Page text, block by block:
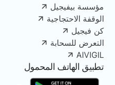
مؤسسة بيفيجيل
الوقفة الاحتجاجية
كن فيجيل
التعرض للسحابة
AIVIGIL
تطبيق الهاتف المحمول